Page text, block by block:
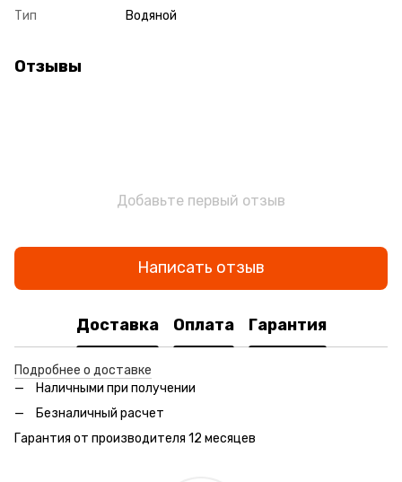
Тип Водяной
Отзывы
Добавьте первый отзыв
Написать отзыв
Доставка Оплата Гарантия
Подробнее о доставке
Наличными при получении
Безналичный расчет
Гарантия от производителя 12 месяцев